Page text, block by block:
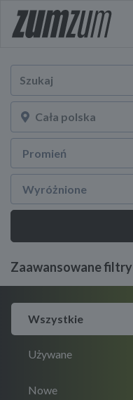
Zaawansowane filtry
Wszystkie
Używane
Nowe